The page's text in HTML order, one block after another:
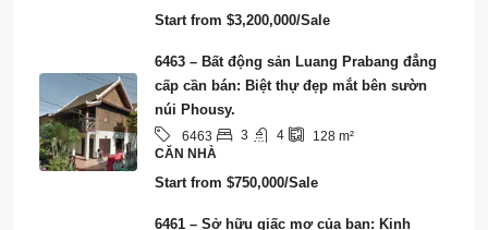
Start from $3,200,000/Sale
6463 – Bất động sản Luang Prabang đẳng
cấp cần bán: Biệt thự đẹp mắt bên sườn
núi Phousy.
6463 3 4 128 m²
CĂN NHÀ
Start from $750,000/Sale
6461 – Sở hữu giấc mơ của bạn: Kinh